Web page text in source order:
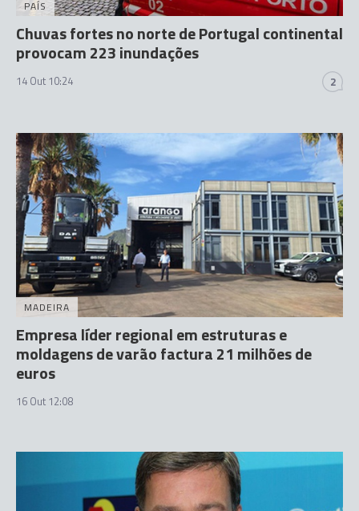
PAÍS
Chuvas fortes no norte de Portugal continental
provocam 223 inundações
14 Out 10:24 2
MADEIRA
Empresa líder regional em estruturas e
moldagens de varão factura 21 milhões de
euros
16 Out 12:08